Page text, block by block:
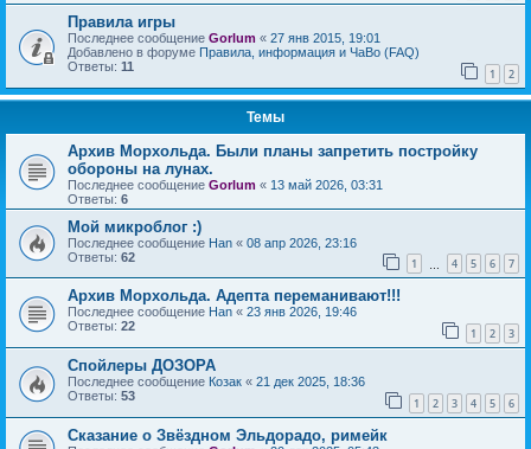
Правила игры
Последнее сообщение Gorlum « 27 янв 2015, 19:01
Добавлено в форуме Правила, информация и ЧаВо (FAQ)
Ответы: 11 1 2
Темы
Архив Морхольда. Были планы запретить постройку
обороны на лунах.
Последнее сообщение Gorlum « 13 май 2026, 03:31
Ответы: 6
Мой микроблог :)
Последнее сообщение Han « 08 апр 2026, 23:16
Ответы: 62 1 4 5 6 7
Архив Морхольда. Адепта переманивают!!!
Последнее сообщение Han « 23 янв 2026, 19:46
Ответы: 22 1 2 3
Спойлеры ДОЗОРА
Последнее сообщение Козак « 21 дек 2025, 18:36
Ответы: 53 1 2 3 4 5 6
Сказание о Звёздном Эльдорадо, римейк